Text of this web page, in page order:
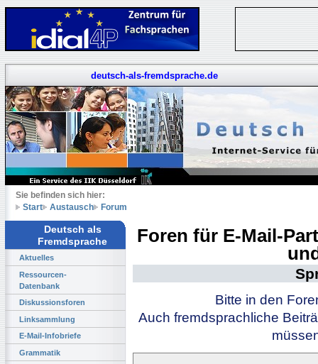
deutsch-als-fremdsprache.de
Sie befinden sich hier:
Start
Austausch Forum
Deutsch als
Fremdsprache
Aktuelles
Ressourcen-
Datenbank
Diskussionsforen
Linksammlung
E-Mail-Infobriefe
Grammatik
Foren für E-Mail-
Bitte in den
Auch fremdsprachliche